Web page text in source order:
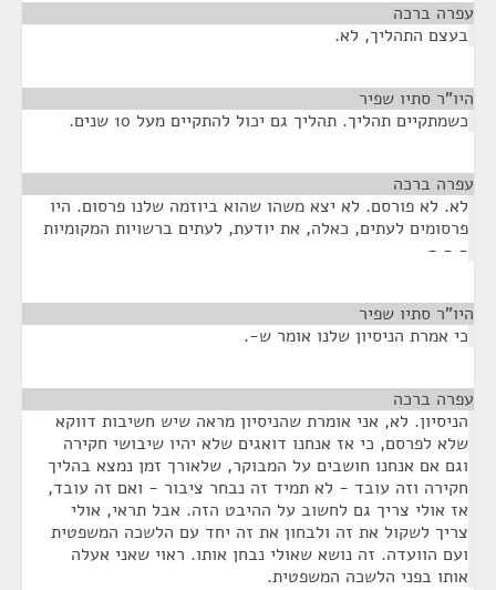
עפרה ברכה
בעצם התהליך, לא.
היו"ר סתיו שפיר
כשמתקיים תהליך. תהליך גם יכול להתקיים מעל 10 שנים.
עפרה ברכה
לא. לא פורסם. לא יצא משהו שהוא ביוזמה שלנו פרסום. היו
פרסומים לעתים, כאלה, את יודעת, לעתים ברשויות המקומיות
- - -
היו"ר סתיו שפיר
כי אמרת הניסיון שלנו אומר ש-.
עפרה ברכה
הניסיון. לא, אני אומרת שהניסיון מראה שיש חשיבות דווקא
שלא לפרסם, כי אז אנחנו דואגים שלא יהיו שיבושי חקירה
וגם אם אנחנו חושבים על המבוקר, שלאורך זמן נמצא בהליך
חקירה וזה עובד - לא תמיד זה נבחר ציבור - ואם זה עובד,
אז אולי צריך גם לחשוב על ההיבט הזה. אבל תראי, אולי
צריך לשקול את זה ולבחון את זה יחד עם הלשכה המשפטית
ועם הוועדה. זה נושא שאולי נבחן אותו. ראוי שאני אעלה
אותו בפני הלשכה המשפטית.